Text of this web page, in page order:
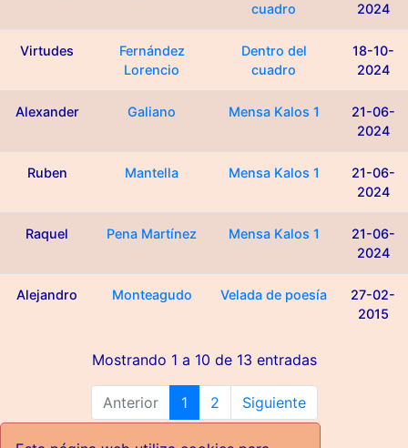
cuadro
2024
Virtudes
Fernández
Lorencio
Dentro del
cuadro
18-10-
2024
Alexander Galiano Mensa Kalos 1
21-06-
2024
Ruben Mantella Mensa Kalos 1
21-06-
2024
Raquel Pena Martínez Mensa Kalos 1
21-06-
2024
Alejandro Monteagudo Velada de poesía
27-02-
2015
Mostrando 1 a 10 de 13 entradas
Anterior 1 2 Siguiente